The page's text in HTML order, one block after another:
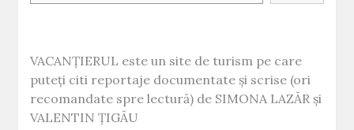
VACANȚIERUL este un site de turism pe care
puteți citi reportaje documentate și scrise (ori
recomandate spre lectură) de SIMONA LAZĂR și
VALENTIN ȚIGĂU